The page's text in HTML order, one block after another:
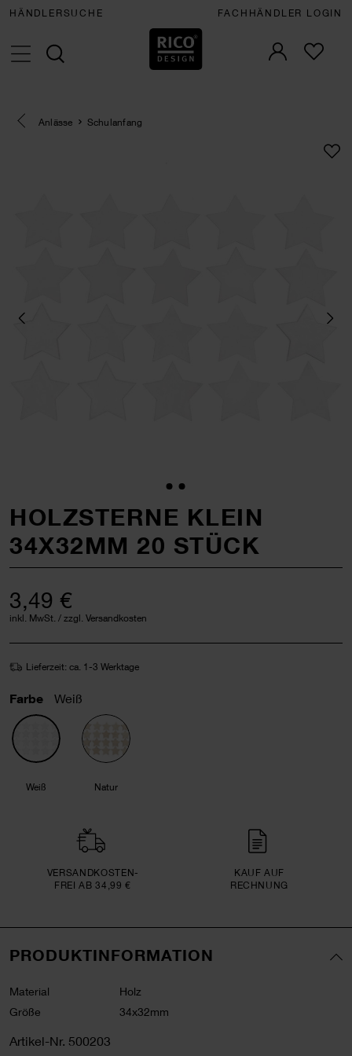
HÄNDLERSUCHE FACHHÄNDLER LOGIN
Eine Kategorie zurück navigieren
Anlässe Schulanfang
HOLZSTERNE KLEIN
34X32MM 20 STÜCK
3,49 €
inkl. MwSt. / zzgl. Versandkosten
Lieferzeit: ca. 1-3 Werktage
Farbe Weiß
Weiß Natur
VERSAND­KOSTEN­
FREI AB 34,99 €
KAUF AUF
RECHNUNG
PRODUKTINFORMATION
Material
Holz
Größe
34x32mm
Artikel-Nr. 500203